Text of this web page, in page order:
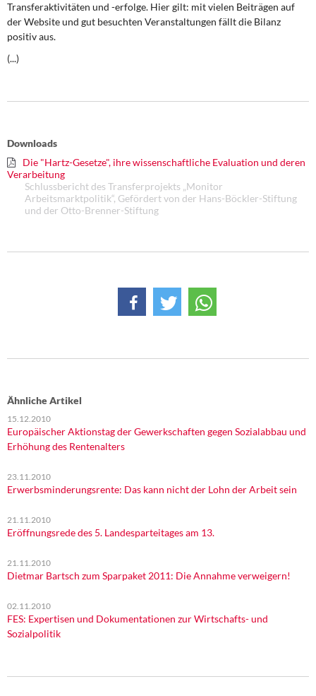
Transferaktivitäten und -er­folge. Hier gilt: mit vielen Beiträgen auf
der Website und gut besuchten Ver­anstaltungen fällt die Bilanz
positiv aus.
(...)
Downloads
Die "Hartz-Gesetze", ihre wissenschaftliche Evaluation und deren
Verarbeitung
Schlussbericht des Transferprojekts „Monitor
Arbeitsmarktpolitik“, Gefördert von der Hans-Böckler-Stiftung
und der Otto-Brenner-Stiftung
Ähnliche Artikel
15.12.2010
Europäischer Aktionstag der Gewerkschaften gegen Sozialabbau und
Erhöhung des Rentenalters
23.11.2010
Erwerbsminderungsrente: Das kann nicht der Lohn der Arbeit sein
21.11.2010
Eröffnungsrede des 5. Landesparteitages am 13.
21.11.2010
Dietmar Bartsch zum Sparpaket 2011: Die Annahme verweigern!
02.11.2010
FES: Expertisen und Dokumentationen zur Wirtschafts- und
Sozialpolitik